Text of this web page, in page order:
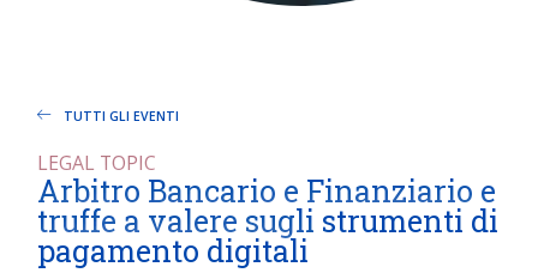
TUTTI GLI EVENTI
LEGAL TOPIC
Arbitro Bancario e Finanziario e
truffe a valere sugli strumenti di
pagamento digitali